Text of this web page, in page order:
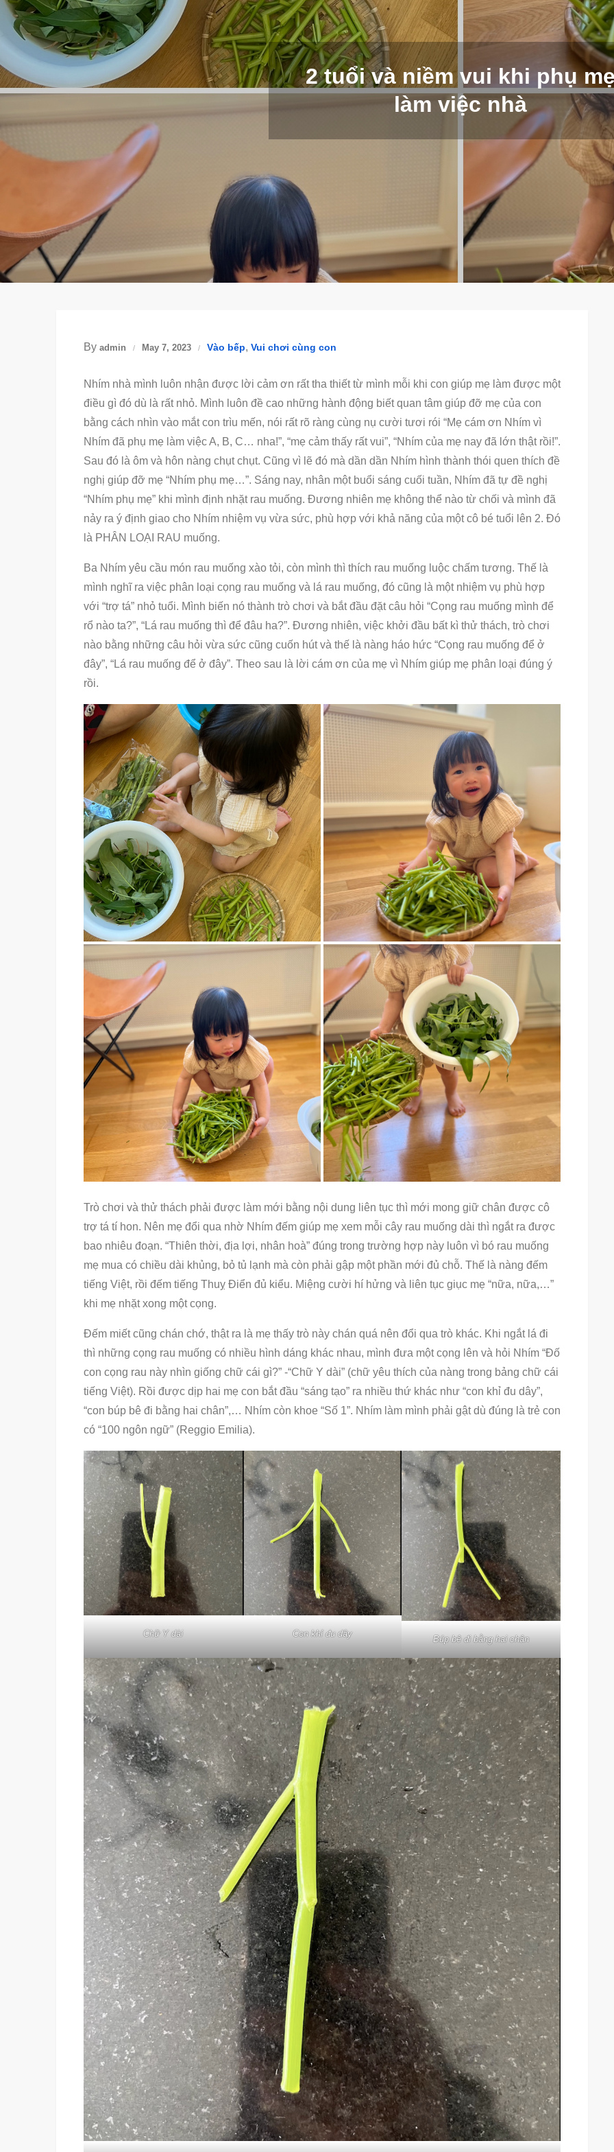
2 tuổi và niềm vui khi phụ
làm việc nhà
By admin May 7, 2023 Vào bếp, Vui chơi cùng con
Nhím nhà mình luôn nhận được lời cảm ơn rất tha thiết từ mình mỗi khi con giúp mẹ làm được một
điều gì đó dù là rất nhỏ. Mình luôn đề cao những hành động biết quan tâm giúp đỡ mẹ của con
bằng cách nhìn vào mắt con trìu mến, nói rất rõ ràng cùng nụ cười tươi rói “Mẹ cám ơn Nhím vì
Nhím đã phụ mẹ làm việc A, B, C… nha!”, “mẹ cảm thấy rất vui”, “Nhím của mẹ nay đã lớn thật rồi!”.
Sau đó là ôm và hôn nàng chụt chụt. Cũng vì lẽ đó mà dần dần Nhím hình thành thói quen thích đề
nghị giúp đỡ mẹ “Nhím phụ mẹ…”. Sáng nay, nhân một buổi sáng cuối tuần, Nhím đã tự đề nghị
“Nhím phụ mẹ” khi mình định nhặt rau muống. Đương nhiên mẹ không thể nào từ chối và mình đã
nảy ra ý định giao cho Nhím nhiệm vụ vừa sức, phù hợp với khả năng của một cô bé tuổi lên 2. Đó
là PHÂN LOẠI RAU muống.
Ba Nhím yêu cầu món rau muống xào tỏi, còn mình thì thích rau muống luộc chấm tương. Thế là
mình nghĩ ra việc phân loại cọng rau muống và lá rau muống, đó cũng là một nhiệm vụ phù hợp
với “trợ tá” nhỏ tuổi. Mình biến nó thành trò chơi và bắt đầu đặt câu hỏi “Cọng rau muống mình để
rổ nào ta?”, “Lá rau muống thì để đâu ha?”. Đương nhiên, việc khởi đầu bất kì thử thách, trò chơi
nào bằng những câu hỏi vừa sức cũng cuốn hút và thế là nàng háo hức “Cọng rau muống để ở
đây”, “Lá rau muống để ở đây”. Theo sau là lời cám ơn của mẹ vì Nhím giúp mẹ phân loại đúng ý
rồi.
Trò chơi và thử thách phải được làm mới bằng nội dung liên tục thì mới mong giữ chân được cô
trợ tá tí hon. Nên mẹ đổi qua nhờ Nhím đếm giúp mẹ xem mỗi cây rau muống dài thì ngắt ra được
bao nhiêu đoạn. “Thiên thời, địa lợi, nhân hoà” đúng trong trường hợp này luôn vì bó rau muống
mẹ mua có chiều dài khủng, bỏ tủ lạnh mà còn phải gập một phần mới đủ chỗ. Thế là nàng đếm
tiếng Việt, rồi đếm tiếng Thuỵ Điển đủ kiểu. Miệng cười hí hửng và liên tục giục mẹ “nữa, nữa,…”
khi mẹ nhặt xong một cọng.
Đếm miết cũng chán chớ, thật ra là mẹ thấy trò này chán quá nên đổi qua trò khác. Khi ngắt lá đi
thì những cọng rau muống có nhiều hình dáng khác nhau, mình đưa một cọng lên và hỏi Nhím “Đố
con cọng rau này nhìn giống chữ cái gì?” -“Chữ Y dài” (chữ yêu thích của nàng trong bảng chữ cái
tiếng Việt). Rồi được dịp hai mẹ con bắt đầu “sáng tạo” ra nhiều thứ khác như “con khỉ đu dây”,
“con búp bê đi bằng hai chân”,… Nhím còn khoe “Số 1”. Nhím làm mình phải gật dù đúng là trẻ con
có “100 ngôn ngữ” (Reggio Emilia).
Chữ Y dài Con khỉ đu dây
Búp bê đi bằng hai chân